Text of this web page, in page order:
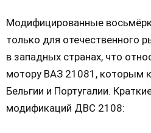
Модифицированные
только для отечественного
в западных странах, что
мотору ВАЗ 21081, которым
Бельгии и Португалии.
модификаций ДВС 2108: